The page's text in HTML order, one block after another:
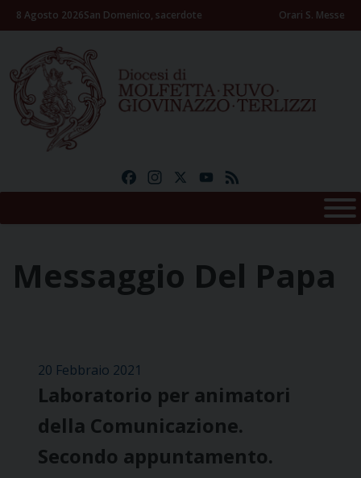
Skip8 Agosto 2026San Domenico, sacerdote Orari S. Messe
FacebookInstagramYouTube
Messaggio Del Papa
20 Febbraio 2021
Laboratorio per animatori
della Comunicazione.
Secondo appuntamento.